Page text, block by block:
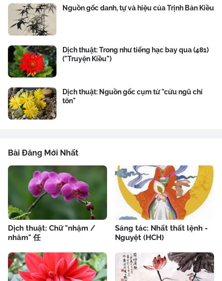
Nguồn gốc danh, tự và hiệu của Trịnh Bản Kiều
Dịch thuật: Trong như tiếng hạc bay qua (481)
("Truyện Kiều")
Dịch thuật: Nguồn gốc cụm từ "cửu ngũ chí
tôn"
Bài Đăng Mới Nhất
Dịch thuật: Chữ "nhậm /
nhâm" 任
Sáng tác: Nhất thất lệnh -
Nguyệt (HCH)